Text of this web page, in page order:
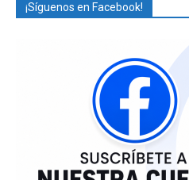
¡Síguenos en Facebook!